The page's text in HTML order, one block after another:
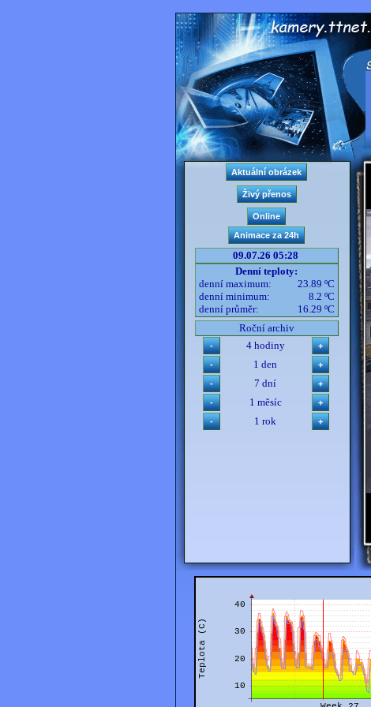
09.07.26 05:28
Denní teploty:
denní maximum:
23.89 ºC
denní minimum:
8.2 ºC
denní průměr:
16.29 ºC
Roční archiv
4 hodiny
1 den
7 dní
1 měsíc
1 rok